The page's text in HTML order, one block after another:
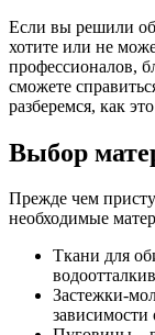
Если вы решили
хотите или не
профессионалов,
сможете
разберемся, как
Выбор
Прежде чем
необходимые
Ткани для
Застежки-